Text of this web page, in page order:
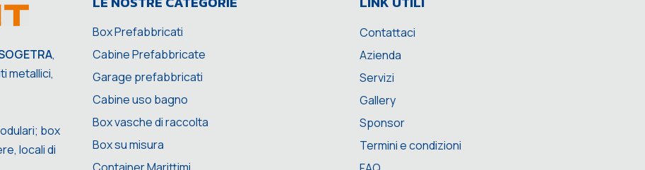
,
metallici,
box
locali di
Box Prefabbricati
Cabine Prefabbricate
Garage prefabbricati
Cabine uso bagno
Box vasche di raccolta
Box su misura
Contattaci
Azienda
Servizi
Gallery
Sponsor
Termini e condizioni